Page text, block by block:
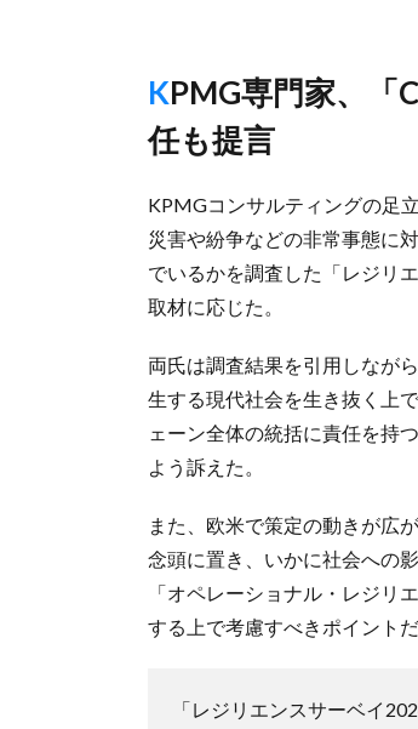
KPMG専門家、「CSCO（最高サプライチェーン責任者）」選
任も提言
KPMGコンサルティングの足
災害や紛争などの非常事態に
でいるかを調査した「レジリ
取材に応じた。
両氏は調査結果を引用しなが
生する現代社会を生き抜く上
ェーン全体の統括に責任を持
よう訴えた。
また、欧米で策定の動きが広
念頭に置き、いかに社会への
「オペレーショナル・レジリ
する上で考慮すべきポイント
「レジリエンスサーベイ